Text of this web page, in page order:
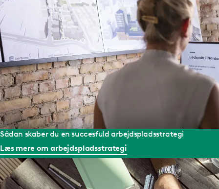
Sådan skaber du en succesfuld arbejdspladsstrategi
Læs mere om arbejdspladsstrategi